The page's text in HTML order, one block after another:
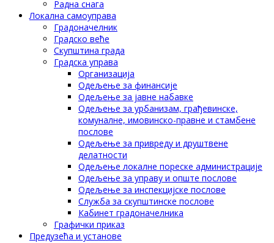
Радна снага
Локална самоуправа
Градоначелник
Градско веће
Скупштина града
Градска управа
Организација
Одељење за финансије
Одељење за јавне набавке
Одељење за урбанизам, грађевинске,
комуналне, имовинско-правне и стамбене
послове
Одељење за привреду и друштвене
делатности
Одељење локалне пореске администрације
Одељење за управу и опште послове
Одељење за инспекцијске послове
Служба за скупштинске послове
Кабинет градоначелника
Графички приказ
Предузећа и установе